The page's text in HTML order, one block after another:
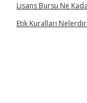
Lisans Bursu Ne
Etik Kuralları